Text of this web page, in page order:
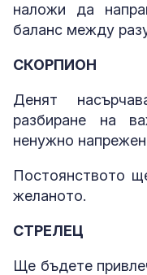
наложи да
баланс между
СКОРПИОН
Денят
разбиране на
ненужно
Постоянството
желаното.
СТРЕЛЕЦ
Ще бъдете